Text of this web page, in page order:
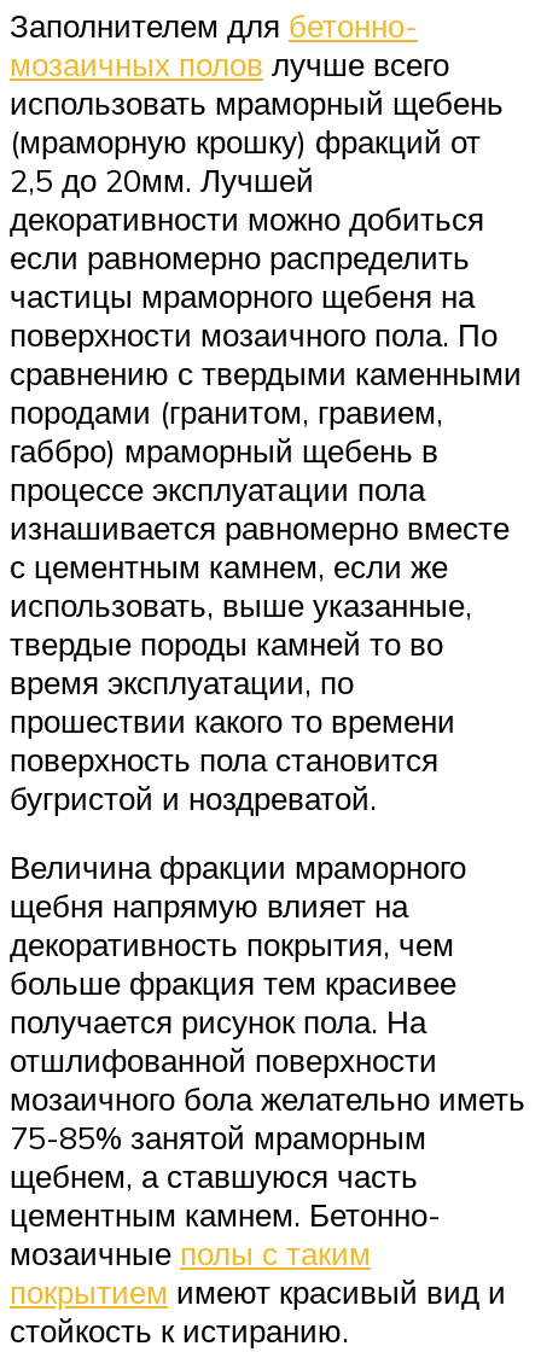
Заполнителем для бетонно-
мозаичных полов лучше всего
использовать мраморный щебень
(мраморную крошку) фракций от
2,5 до 20мм. Лучшей
декоративности можно добиться
если равномерно распределить
частицы мраморного щебеня на
поверхности мозаичного пола. По
сравнению с твердыми каменными
породами (гранитом, гравием,
габбро) мраморный щебень в
процессе эксплуатации пола
изнашивается равномерно вместе
с цементным камнем, если же
использовать, выше указанные,
твердые породы камней то во
время эксплуатации, по
прошествии какого то времени
поверхность пола становится
бугристой и ноздреватой.
Величина фракции мраморного
щебня напрямую влияет на
декоративность покрытия, чем
больше фракция тем красивее
получается рисунок пола. На
отшлифованной поверхности
мозаичного бола желательно иметь
75-85% занятой мраморным
щебнем, а ставшуюся часть
цементным камнем. Бетонно-
мозаичные полы с таким
покрытием имеют красивый вид и
стойкость к истиранию.